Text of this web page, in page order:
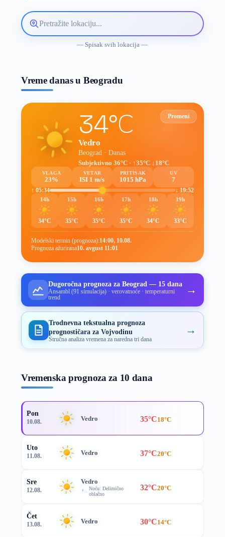
Pretražite
lokaciju
— Spisak svih lokacija —
Vreme danas u Beogradu
Promeni
34°C
Vedro
Beograd · Danas
Subjektivno 36°C · ↑35°C ↓18°C
VLAGA
23%
VETAR
ISI 1 m/s
PRITISAK
1015 hPa
UV
7
↑ 05:34
↓ 19:52
14h
34°C
15h
35°C
16h
35°C
17h
35°C
18h
34°C
19h
33°C
Modelski termin (prognoza):14:00, 10.08.
Prognoza ažurirana10. avgust 11:01
Dugoročna prognoza za Beograd — 15 dana
Ansambl (91 simulacija) · verovatnoće · temperaturni
trend
→
Trodnevna tekstualna prognoza
prognostičara za Vojvodinu
Stručna analiza vremena za naredna tri dana
→
Vremenska prognoza za 10 dana
Pon
10.08. Vedro 35°C18°C
Uto
11.08. Vedro 37°C20°C
Sre
12.08.
Vedro
Noću: Delimično
oblačno
32°C20°C
Čet
13.08. Vedro 30°C14°C